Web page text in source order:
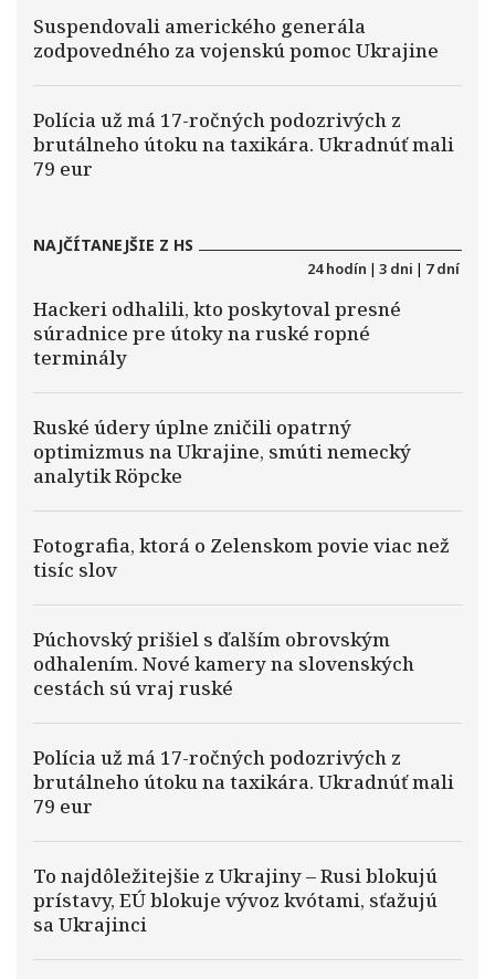
Suspendovali amerického generála
zodpovedného za vojenskú pomoc Ukrajine
Polícia už má 17-ročných podozrivých z
brutálneho útoku na taxikára. Ukradnúť mali
79 eur
NAJČÍTANEJŠIE Z HS
24 hodín | 3 dni | 7 dní
Hackeri odhalili, kto poskytoval presné
súradnice pre útoky na ruské ropné
terminály
Ruské údery úplne zničili opatrný
optimizmus na Ukrajine, smúti nemecký
analytik Röpcke
Fotografia, ktorá o Zelenskom povie viac než
tisíc slov
Púchovský prišiel s ďalším obrovským
odhalením. Nové kamery na slovenských
cestách sú vraj ruské
Polícia už má 17-ročných podozrivých z
brutálneho útoku na taxikára. Ukradnúť mali
79 eur
To najdôležitejšie z Ukrajiny – Rusi blokujú
prístavy, EÚ blokuje vývoz kvótami, sťažujú
sa Ukrajinci